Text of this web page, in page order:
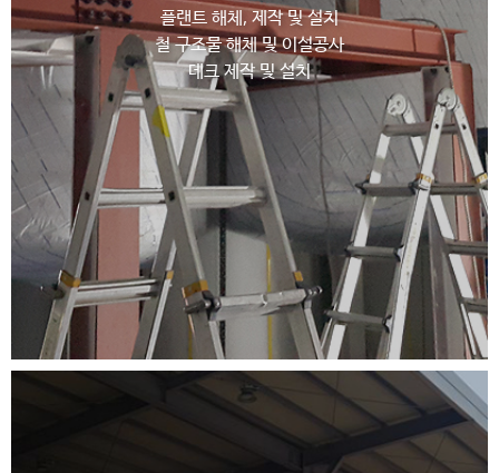
플랜트 해체, 제작 및 설치
철 구조물 해체 및 이설공사
데크 제작 및 설치